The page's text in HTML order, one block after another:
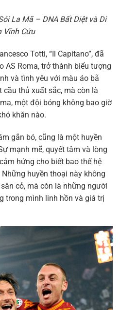
La Mã – DNA Bất Diệt và Di
Vĩnh Cửu
Totti, “Il Capitano”, đã
AS Roma, trở thành biểu tượng
và tình yêu với màu áo bã
thủ xuất sắc, mà còn là
một đội bóng không bao giờ
khăn nào.
gắn bó, cũng là một huyền
mạnh mẽ, quyết tâm và lòng
hứng cho biết bao thế hệ
huyền thoại này không
cỏ, mà còn là những người
trong mình linh hồn và giá trị